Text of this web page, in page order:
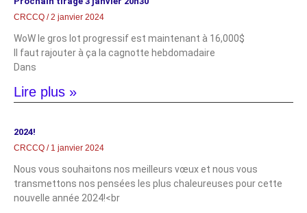
CRCCQ 2 janvier 2024
WoW le gros lot progressif est maintenant à 16,000$
Il faut rajouter à ça la cagnotte hebdomadaire
Dans
Lire plus »
2024!
CRCCQ 1 janvier 2024
Nous vous souhaitons nos meilleurs vœux et nous vous
transmettons nos pensées les plus chaleureuses pour cette
nouvelle année 2024!<br